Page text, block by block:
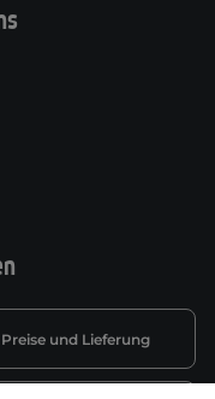
Preise und Lieferung